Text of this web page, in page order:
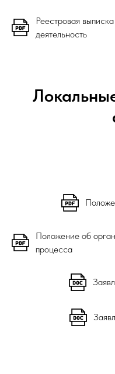
Реестровая
деятельность
Положение об
процесса